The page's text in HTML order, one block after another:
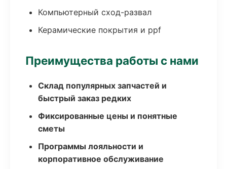
Компьютерный сход-развал
Керамические покрытия и ppf
Преимущества работы с нами
Склад популярных запчастей и
быстрый заказ редких
Фиксированные цены и понятные
сметы
Программы лояльности и
корпоративное обслуживание